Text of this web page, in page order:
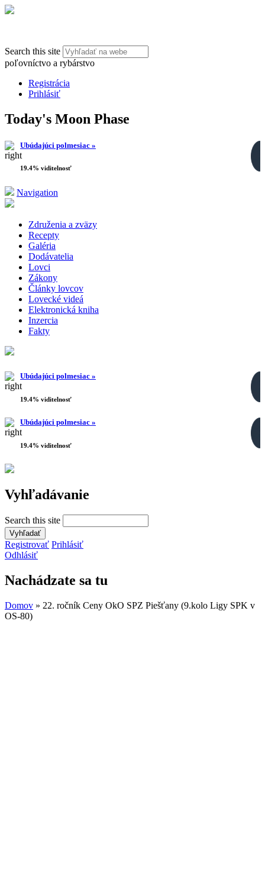
Search this site
poľovníctvo a rybárstvo
Registrácia
Prihlásiť
Today's Moon Phase
Ubúdajúci polmesiac »
19.4% viditelnosť
Navigation
Združenia a zväzy
Recepty
Galéria
Dodávatelia
Lovci
Zákony
Články lovcov
Lovecké videá
Elektronická kniha
Inzercia
Fakty
Ubúdajúci polmesiac »
19.4% viditelnosť
Ubúdajúci polmesiac »
19.4% viditelnosť
Vyhľadávanie
Search this site
Registrovať Prihlásiť
Odhlásiť
Nachádzate sa tu
Domov » 22. ročník Ceny OkO SPZ Piešťany (9.kolo Ligy SPK v
OS-80)